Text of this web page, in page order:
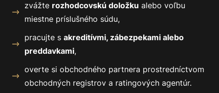
zvážte rozhodcovskú doložku alebo voľbu
miestne príslušného súdu,
pracujte s akreditívmi, zábezpekami alebo
preddavkami,
overte si obchodného partnera prostredníctvom
obchodných registrov a ratingových agentúr.